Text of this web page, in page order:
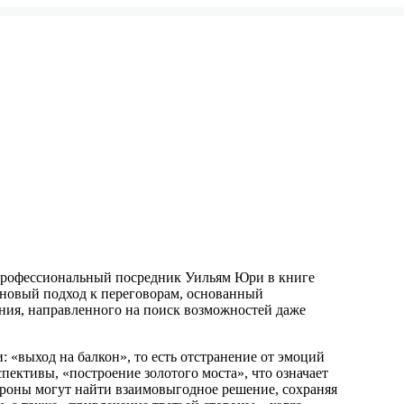
посредник Уильям Юри в книге
подход к переговорам, основанный
направленного на поиск возможностей даже
на балкон», то есть отстранение от эмоций
«построение золотого моста», что означает
могут найти взаимовыгодное решение, сохраняя